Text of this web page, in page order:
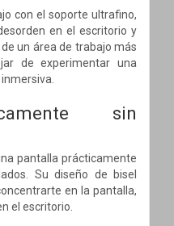
con el soporte ultrafino,
en el escritorio y
un área de trabajo más
de experimentar una
sin
pantalla prácticamente
Su diseño de bisel
en la pantalla,
el escritorio.